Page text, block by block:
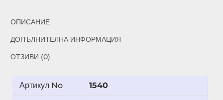
ОПИСАНИЕ
ДОПЪЛНИТЕЛНА ИНФОРМАЦИЯ
ОТЗИВИ (0)
Артикул No 1540